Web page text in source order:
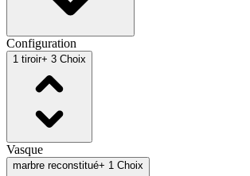
Configuration
1 tiroir+ 3 Choix
Vasque
marbre reconstitué+ 1 Choix